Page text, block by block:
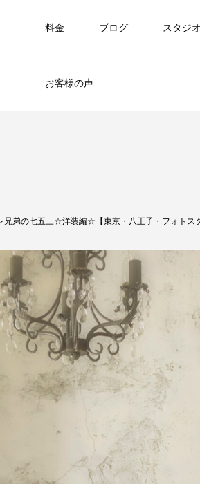
料金 ブログ スタジ
お客様の声
兄弟の七五三☆洋装編☆【東京・八王子・フォトス